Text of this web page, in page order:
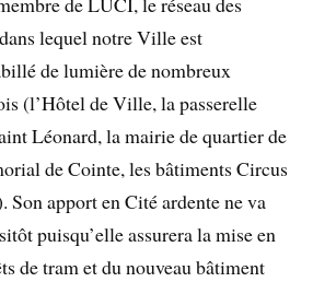
lequel notre Ville est
de lumière de nombreux
(l’Hôtel de Ville, la passerelle
Léonard, la mairie de quartier de
de Cointe, les bâtiments Circus
apport en Cité ardente ne va
puisqu’elle assurera la mise en
de tram et du nouveau bâtiment